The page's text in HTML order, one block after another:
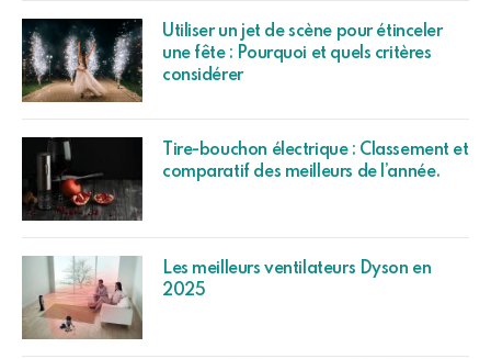
Utiliser un jet de scène pour étinceler
une fête : Pourquoi et quels critères
considérer
Tire-bouchon électrique : Classement et
comparatif des meilleurs de l’année.
Les meilleurs ventilateurs Dyson en
2025